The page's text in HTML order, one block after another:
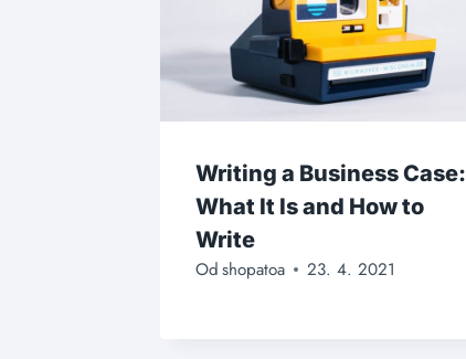
Writing a Business Case:
What It Is and How to
Write
Odshopatoa 23. 4. 2021